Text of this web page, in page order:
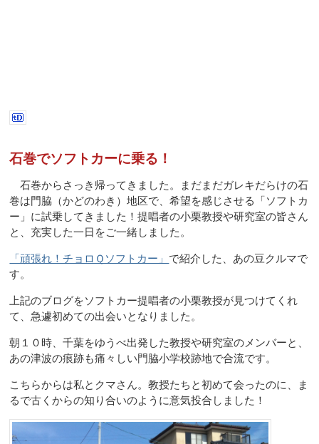
石巻でソフトカーに乗る！
石巻からさっき帰ってきました。まだまだガレキだらけの石
巻は門脇（かどのわき）地区で、希望を感じさせる「ソフトカ
ー」に試乗してきました！提唱者の小栗教授や研究室の皆さん
と、充実した一日をご一緒しました。
「頑張れ！チョロＱソフトカー」 で紹介した、あの豆クルマで
す。
上記のブログをソフトカー提唱者の小栗教授が見つけてくれ
て、急遽初めての出会いとなりました。
朝１０時、千葉をゆうべ出発した教授や研究室のメンバーと、
あの津波の痕跡も痛々しい門脇小学校跡地で合流です。
こちらからは私とクマさん。教授たちと初めて会ったのに、ま
るで古くからの知り合いのように意気投合しました！